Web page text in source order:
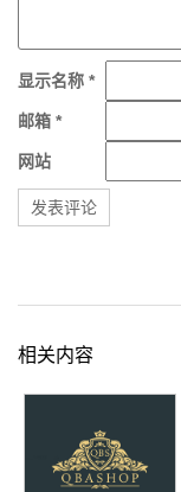
显示名称 *
邮箱 *
网站
相关内容